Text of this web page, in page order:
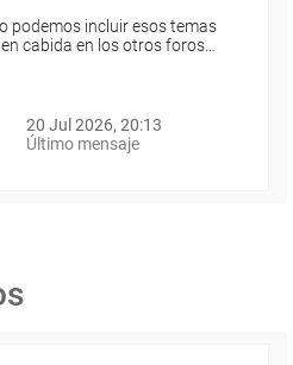
podemos incluir esos temas
cabida en los otros foros…
20 Jul 2026, 20:13
Último mensaje